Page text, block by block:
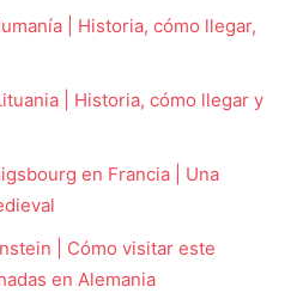
| Historia, cómo llegar,
| Historia, cómo llegar y
en Francia | Una
| Cómo visitar este
en Alemania